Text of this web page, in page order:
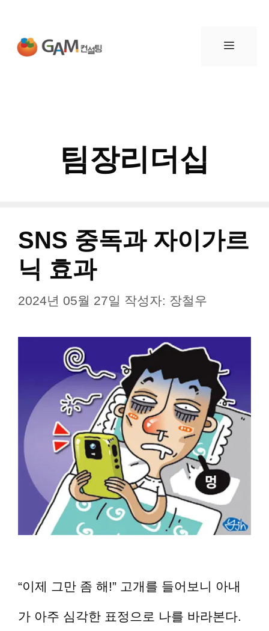
메
팀장리더십
SNS 중독과 자이가르
닉 효과
2024년 05월 27일 작성자: 장철우
“이제 그만 좀 해!” 고개를 들어보니 아내
가 아주 심각한 표정으로 나를 바라본다.